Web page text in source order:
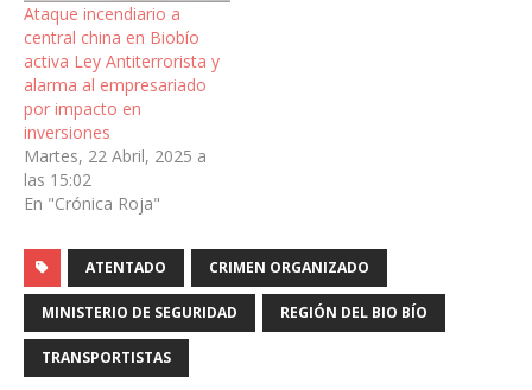
Ataque incendiario a
central china en Biobío
activa Ley Antiterrorista y
alarma al empresariado
por impacto en
inversiones
Martes, 22 Abril, 2025 a
las 15:02
En "Crónica Roja"
ATENTADO CRIMEN ORGANIZADO
MINISTERIO DE SEGURIDAD REGIÓN DEL BIO BÍO
TRANSPORTISTAS